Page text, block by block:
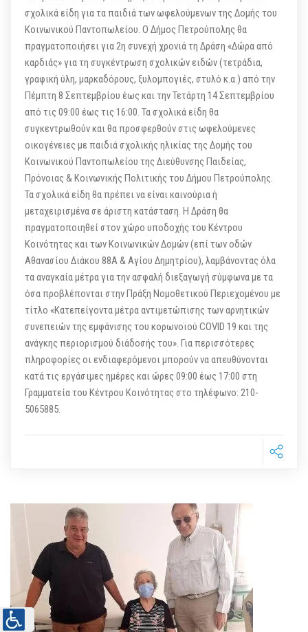
σχολικά είδη για τα παιδιά των ωφελούμενων της Δομής του
Κοινωνικού Παντοπωλείου. Ο Δήμος Πετρούπολης θα
πραγματοποιήσει για 2η συνεχή χρονιά τη Δράση «Δώρα από
καρδιάς» για τη συγκέντρωση σχολικών ειδών (τετράδια,
γραφική ύλη, μαρκαδόρους, ξυλομπογιές, στυλό κ.α.) από την
Πέμπτη 8 Σεπτεμβρίου έως και την Τετάρτη 14 Σεπτεμβρίου
από τις 09:00 έως τις 16:00. Τα σχολικά είδη θα
συγκεντρωθούν και θα προσφερθούν στις ωφελούμενες
οικογένειες με παιδιά σχολικής ηλικίας της Δομής του
Κοινωνικού Παντοπωλείου της Διεύθυνσης Παιδείας,
Πρόνοιας & Κοινωνικής Πολιτικής του Δήμου Πετρούπολης.
Τα σχολικά είδη θα πρέπει να είναι καινούρια ή
μεταχειρισμένα σε άριστη κατάσταση. Η Δράση θα
πραγματοποιηθεί στον χώρο υποδοχής του Κέντρου
Κοινότητας και των Κοινωνικών Δομών (επί των οδών
Αθανασίου Διάκου 88Α & Αγίου Δημητρίου), λαμβάνοντας όλα
τα αναγκαία μέτρα για την ασφαλή διεξαγωγή σύμφωνα με τα
όσα προβλέπονται στην Πράξη Νομοθετικού Περιεχομένου με
τίτλο «Κατεπείγοντα μέτρα αντιμετώπισης των αρνητικών
συνεπειών της εμφάνισης του κορωνοϊού COVID 19 και της
ανάγκης περιορισμού διάδοσής του». Για περισσότερες
πληροφορίες οι ενδιαφερόμενοι μπορούν να απευθύνονται
κατά τις εργάσιμες ημέρες και ώρες 09:00 έως 17:00 στη
Γραμματεία του Κέντρου Κοινότητας στο τηλέφωνο: 210-
5065885.